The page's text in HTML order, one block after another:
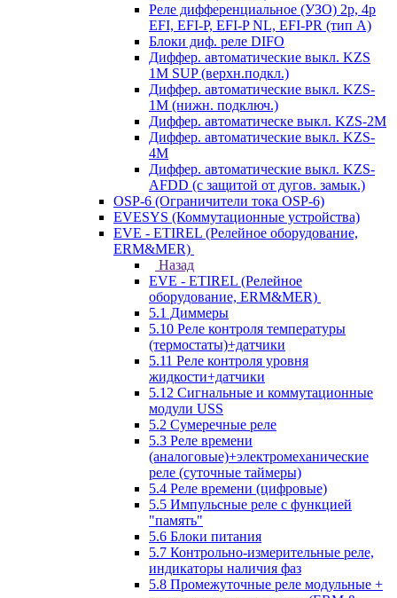
Реле дифференциальное (УЗО) 2р, 4р
EFI, EFI-P, EFI-P NL, EFI-PR (тип A)
Блоки диф. реле DIFO
Диффер. автоматические выкл. KZS
1M SUP (верхн.подкл.)
Диффер. автоматические выкл. KZS-
1M (нижн. подключ.)
Диффер. автоматическе выкл. KZS-2M
Диффер. автоматические выкл. KZS-
4M
Диффер. автоматические выкл. KZS-
AFDD (с защитой от дугов. замык.)
OSP-6 (Ограничители тока OSP-6)
EVESYS (Коммутационные устройства)
EVE - ETIREL (Релейное оборудование,
ERM&MER)
Назад
EVE - ETIREL (Релейное
оборудование, ERM&MER)
5.1 Диммеры
5.10 Реле контроля температуры
(термостаты)+датчики
5.11 Реле контроля уровня
жидкости+датчики
5.12 Сигнальные и коммутационные
модули USS
5.2 Сумеречные реле
5.3 Реле времени
(аналоговые)+электромеханические
реле (суточные таймеры)
5.4 Реле времени (цифровые)
5.5 Импульсные реле с функцией
"память"
5.6 Блоки питания
5.7 Контрольно-измерительные реле,
индикаторы наличия фаз
5.8 Промежуточные реле модульные +